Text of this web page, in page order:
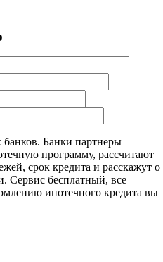
банков. Банки партнеры
программу, рассчитают
срок кредита и расскажут о
Сервис бесплатный, все
ипотечного кредита вы